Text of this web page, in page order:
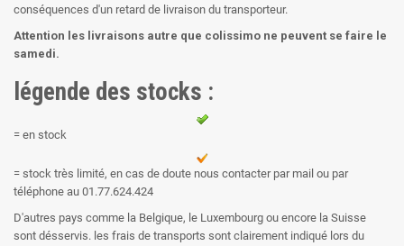
conséquences d'un retard de livraison du transporteur.
Attention les livraisons autre que colissimo ne peuvent se faire le
samedi.
légende des stocks :
= en stock
= stock très limité, en cas de doute nous contacter par mail ou par
téléphone au 01.77.624.424
D'autres pays comme la Belgique, le Luxembourg ou encore la Suisse
sont désservis. les frais de transports sont clairement indiqué lors du